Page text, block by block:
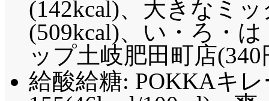
(142kcal)、大きなミ
(509kcal)、い・ろ・
ップ土岐肥田町店(340
給酸給糖: POKKAキ